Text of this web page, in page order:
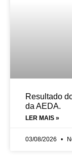
Resultado
da AEDA.
LER MAIS »
03/08/2026